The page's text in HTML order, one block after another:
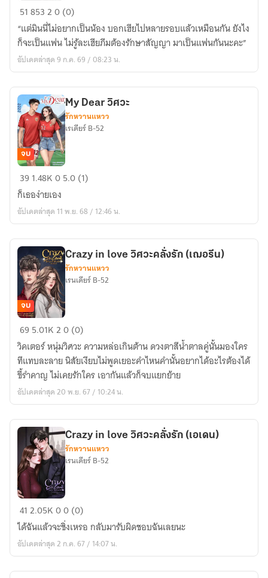
secret
love
ความ
รัก
หรือ
ความ
ลับ
5185320 (0)
“แต่มินนี่ไม่อยากเป็นน้อง บอกเฮียไปหลายรอบแล้วเหมือนกัน ยังไง
ก็จะเป็นแฟน ไม่รู้ละเฮียภีมต้องรักษาสัญญา มาเป็นแฟนกันนะคะ”
อัปเดตล่าสุด 9 ก.ค. 69 / 08:23 น.
My
Dear
วิศวะ
จบ
My Dear วิศวะ
รักหวานแหวว
เรเดียร์ B-52
39 1.48K05.0 (1)
ก็เธอง่ายเอง
อัปเดตล่าสุด 11 พ.ย. 68 / 12:46 น.
Crazy
in
love
วิศวะ
คลั่ง
รัก
รีน)
จบ
Crazy in love วิศวะคลั่งรัก (เฌอรีน)
รักหวานแหวว
เรนเดียร์ B-52
69 5.01K20 (0)
วิคเตอร์ หนุ่มวิศวะ ความหล่อเกินต้าน ดวงตาสีน้ำตาลคู่นั้นมองใคร
ทีแทบละลาย นิสัยเงียบไม่พูดเยอะคำไหนคำนั้นอยากได้อะไรต้องได้
ขี้รำคาญ ไม่เคยรักใคร เอากันแล้วก็จบแยกย้าย
อัปเดตล่าสุด 20 พ.ย. 67 / 10:24 น.
Crazy
in
love
วิศวะ
Crazy in love วิศวะคลั่งรัก (เอเดน)
รักหวานแหวว
เรนเดียร์ B-52
412.05K00 (0)
ได้ฉันแล้วจะชิ่งเหรอ กลับมารับผิดชอบฉันเลยนะ
อัปเดตล่าสุด 2 ก.ค. 67 / 14:07 น.